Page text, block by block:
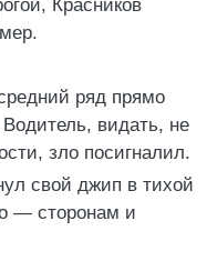
Красников
ряд прямо
видать, не
зло посигналил.
свой джип в тихой
— сторонам и